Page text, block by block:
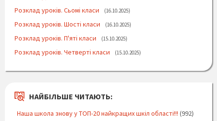
Розклад уроків. Сьомі класи 16.10.2025
Розклад уроків. Шості класи 16.10.2025
Розклад уроків. П'яті класи 15.10.2025
Розклад уроків. Четверті класи 15.10.2025
НАЙБІЛЬШЕ ЧИТАЮТЬ:
Наша школа знову у ТОП-20 найкращих шкіл області!!! (992)